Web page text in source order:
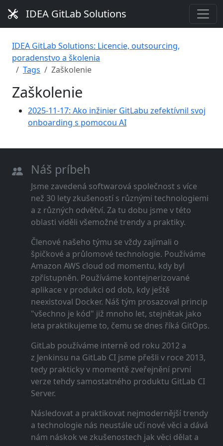
IDEA GitLab Solutions
IDEA GitLab Solutions: Licencie, outsourcing,
poradenstvo a školenia
Tags
Zaškolenie
Zaškolenie
2025-11-17: Ako inžinier GitLabu zefektívnil svoj
onboarding s pomocou AI
Náš príbeh
Jsme zavedená softwarová společnost s více
než 30 lety zkušeností s různými technologiemi
a z různých odvětví. Za tu dobu jsme v této
oblasti viděli všemožné trendy a praktiky.
Členové našeho týmu se vždy zajímali o
špičkové a průlomové technologie. Používáme
Amazon AWS cloud od momentu, kdy byl
zpřístupněn. Používáme kontejnerizované
aplikace v produkci od dob, kdy ještě
neexistoval Docker. Náš tým prosazoval princip
"všechno je kód" již mnoho let, stejnětak jako
leta praktikujeme to, čemu se dnes říká GitOps.
GitLab používáme interně od roku 2012 a
z Jenkinsu na GitLab CI jsme přešli v roce 2013,
tedy prakticky v momentě zveřejnění první
verze tehdy samostatného produktu GitLab CI
Server.
Následovat a praktikovat nejmodernější trendy
a technologie nás neustále učí nové věci a dává
nám náskok ve zkušenostech jak věci dělat a